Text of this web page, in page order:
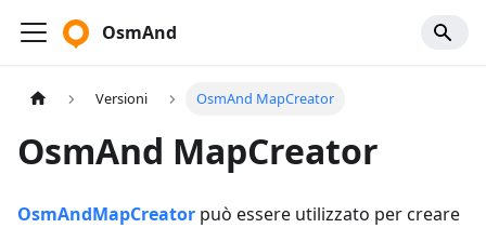
OsmAnd
Versioni OsmAnd MapCreator
OsmAnd MapCreator
OsmAndMapCreator può essere utilizzato per creare